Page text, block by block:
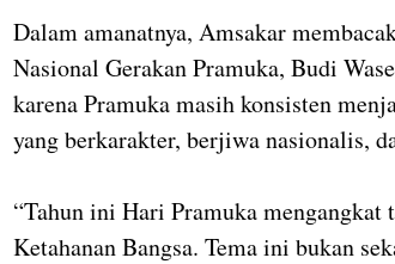
Dalam amanatnya, Amsakar
Nasional Gerakan Pramuka, Budi
karena Pramuka masih konsisten
yang berkarakter, berjiwa nasionalis,
“Tahun ini Hari Pramuka
Ketahanan Bangsa. Tema ini bukan